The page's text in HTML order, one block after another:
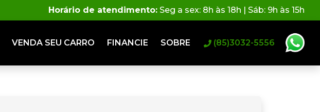
Horário de atendimento: Seg a sex: 8h às 18h | Sáb: 9h às 15h
VENDA SEU CARRO FINANCIE SOBRE (85)3032-5556